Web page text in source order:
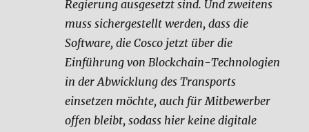
Regierung ausgesetzt sind. Und zweitens
muss sichergestellt werden, dass die
Software, die Cosco jetzt über die
Einführung von Blockchain-Technologien
in der Abwicklung des Transports
einsetzen möchte, auch für Mitbewerber
offen bleibt, sodass hier keine digitale